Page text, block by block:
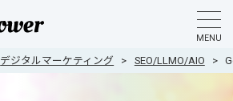
MENU
デジタルマーケティング SEO/LLMO/AIO